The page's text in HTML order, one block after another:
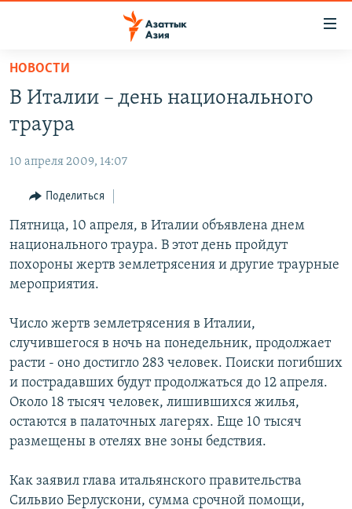
Вернуться
основному
содержанию
Вернутся
навигации
Вернутся
поиску
УЗБЕКИСТАН
ТАДЖИКИСТАН
ВОЙНА В УКРАИНЕ
НА ДРУГИХ ЯЗЫКАХ
ҚАЗАҚША
КЫРГЫЗЧА
ЎЗБЕКЧА
ТОҶИКӢ
Все сайты РСЕ/РС
НОВОСТИ
В Италии – день национального
траура
10 апреля 2009, 14:07
Поделиться
Пятница, 10 апреля, в Италии объявлена днем
национального траура. В этот день пройдут
похороны жертв землетрясения и другие траурные
мероприятия.
Число жертв землетрясения в Италии,
случившегося в ночь на понедельник, продолжает
расти - оно достигло 283 человек. Поиски погибших
и пострадавших будут продолжаться до 12 апреля.
Около 18 тысяч человек, лишившихся жилья,
остаются в палаточных лагерях. Еще 10 тысяч
размещены в отелях вне зоны бедствия.
Как заявил глава итальянского правительства
Сильвио Берлускони, сумма срочной помощи,